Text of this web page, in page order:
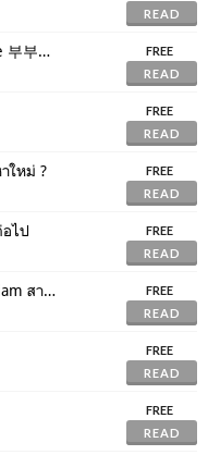
READ
The World of the Married Couple 부부의 세계
FREE
READ
FREE
READ
ใหม่ ?
FREE
READ
ไป
FREE
READ
ฝ่าไวรัส ไปตัดผม ที่ Hello Tokyo Siam สาขา ถ.อังรีดูนังต์
FREE
READ
FREE
READ
FREE
READ